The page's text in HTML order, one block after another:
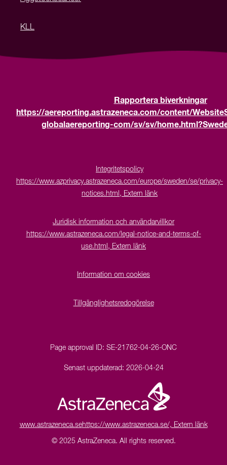
KLL
Rapportera biverkningar
https://aereporting.astrazeneca.com/content/
globalaereporting-com/sv/sv/
Integritetspolicy
https://www.azprivacy.astrazeneca.com/europe/sweden/se/privacy-
notices.html, Extern länk
Juridisk information och användarvillkor
https://www.astrazeneca.com/legal-notice-and-terms-of-
use.html, Extern länk
Information om cookies
Tillgänglighetsredogörelse
Page approval ID: SE-21762-04-26-ONC
Senast uppdaterad: 2026-04-24
www.astrazeneca.sehttps://www.astrazeneca.se/, Extern länk
© 2025 AstraZeneca. All rights reserved.